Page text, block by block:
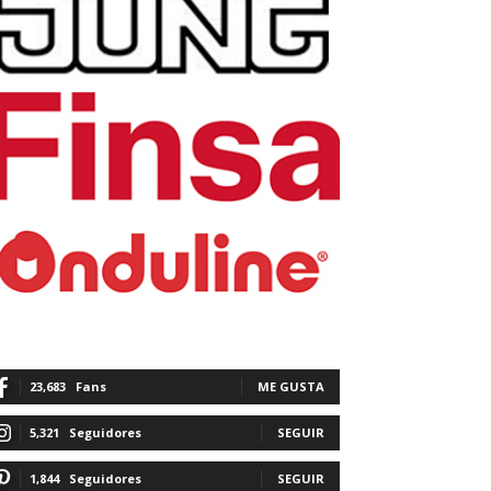
23,683 Fans ME GUSTA
5,321 Seguidores SEGUIR
1,844 Seguidores SEGUIR